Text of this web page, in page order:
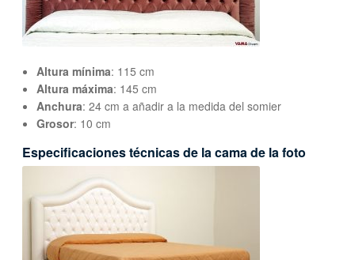
Altura mínima: 115 cm
Altura máxima: 145 cm
Anchura: 24 cm a añadir a la medida del somier
Grosor: 10 cm
Especificaciones técnicas de la cama de la foto